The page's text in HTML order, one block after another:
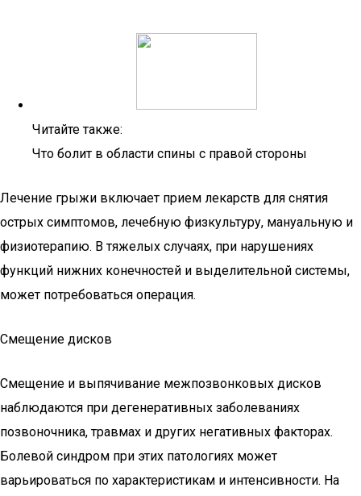
Читайте также:
Что болит в области спины с правой стороны
Лечение грыжи включает прием лекарств для снятия
острых симптомов, лечебную физкультуру, мануальную и
физиотерапию. В тяжелых случаях, при нарушениях
функций нижних конечностей и выделительной системы,
может потребоваться операция.
Смещение дисков
Смещение и выпячивание межпозвонковых дисков
наблюдаются при дегенеративных заболеваниях
позвоночника, травмах и других негативных факторах.
Болевой синдром при этих патологиях может
варьироваться по характеристикам и интенсивности. На